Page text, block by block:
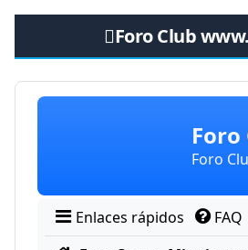
Foro Club
Obviar
Foro
Enlaces rápidos FAQ